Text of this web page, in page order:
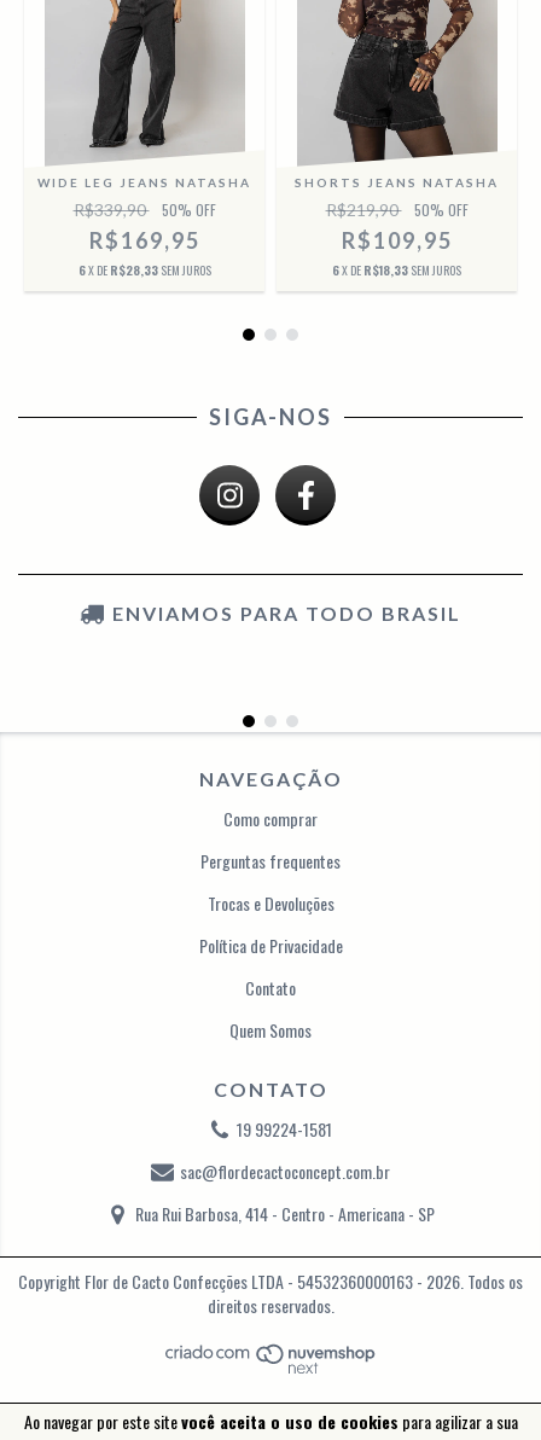
Ao navegar por este sitevocê aceita o uso de cookies para agilizar a sua
WIDE LEG JEANS NATASHA
R$339,90 50% OFF
R$169,95
6X DE R$28,33 SEM JUROS
SHORTS JEANS NATASHA
R$219,90 50% OFF
R$109,95
6X DE R$18,33 SEM JUROS
SIGA-NOS
ENVIAMOS PARA TODO BRASIL
NAVEGAÇÃO
Como comprar
Perguntas frequentes
Trocas e Devoluções
Política de Privacidade
Contato
Quem Somos
CONTATO
19 99224-1581
sac@flordecactoconcept.com.br
Rua Rui Barbosa, 414 - Centro - Americana - SP
Copyright Flor de Cacto Confecções LTDA - 54532360000163 - 2026. Todos os
direitos reservados.